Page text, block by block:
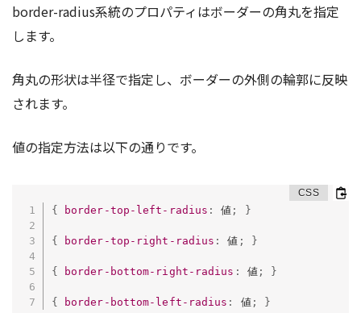
border-radius系統のプロパティはボーダーの角丸を指定
します。
角丸の形状は半径で指定し、ボーダーの外側の輪郭に反映
されます。
値の指定方法は以下の通りです。
{ border-top-left-radius : 値 ; }
{ border-top-right-radius : 値 ; }
{ border-bottom-right-radius : 値; }
{ border-bottom-left-radius : 値; }